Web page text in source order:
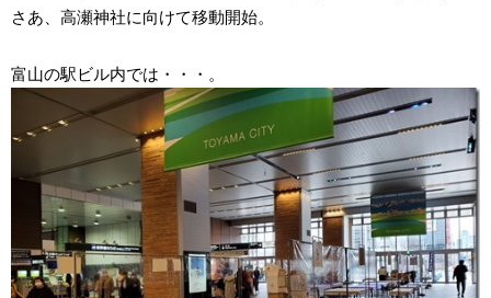
さあ、高瀬神社に向けて移動開始。
富山の駅ビル内では・・・。